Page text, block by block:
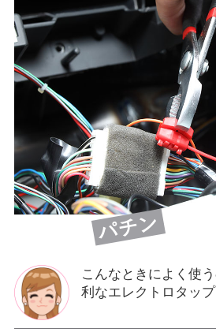
パチン
こんなときによく使
利なエレクトロタップ